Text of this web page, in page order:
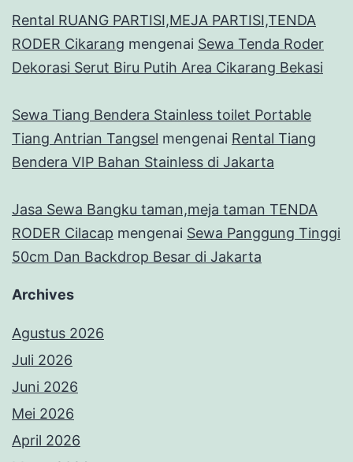
Rental RUANG PARTISI,MEJA PARTISI,TENDA
RODER Cikarang mengenai Sewa Tenda Roder
Dekorasi Serut Biru Putih Area Cikarang Bekasi
Sewa Tiang Bendera Stainless toilet Portable
Tiang Antrian Tangsel mengenai Rental Tiang
Bendera VIP Bahan Stainless di Jakarta
Jasa Sewa Bangku taman,meja taman TENDA
RODER Cilacap mengenai Sewa Panggung Tinggi
50cm Dan Backdrop Besar di Jakarta
Archives
Agustus 2026
Juli 2026
Juni 2026
Mei 2026
April 2026